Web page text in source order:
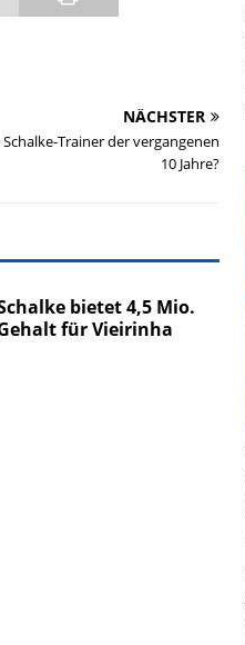
NÄCHSTER
Trainer der vergangenen
10 Jahre?
bietet 4,5 Mio.
für Vieirinha